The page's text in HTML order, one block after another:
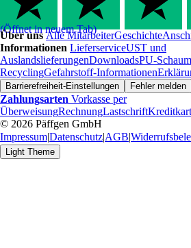
(Öffnet in neuem Tab)
Über unsAlle MitarbeiterGeschichte
Informationen LieferserviceUST und
AuslandslieferungenDownloadsPU-
RecyclingGefahrstoff-Informationen
Barrierefreiheit-Einstellungen Fehler melden
Zahlungsarten Vorkasse per
ÜberweisungRechnungLastschrift
© 2026 Päffgen GmbH
Impressum|Datenschutz|AGB|
Light Theme